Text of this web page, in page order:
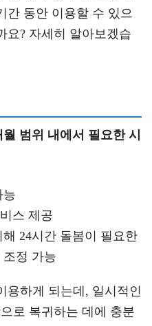
간 동안 이용할 수 있으
요? 자세히 알아보겠습
월 범위 내에서 필요한 시
스 제공
24시간 돌봄이 필요한
정 가능
용하게 되는데, 일시적인
로 복귀하는 데에 충분